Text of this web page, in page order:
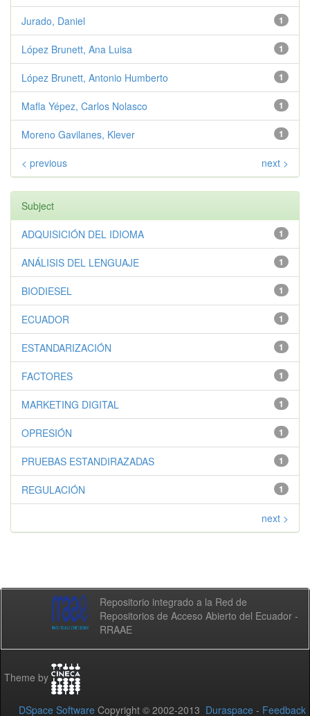
1
Jurado, Daniel
1
López Brunett, Ana Luisa
1
López Brunett, Antonio Humberto
1
Mafla Yépez, Carlos Nolasco
1
Moreno Gavilanes, Klever
< previous next >
Subject
1
ADQUISICIÓN DEL IDIOMA
1
ANÁLISIS DEL LENGUAJE
1
BIODIESEL
1
ECUADOR
1
ESTANDARIZACIÓN
1
FACTORES
1
MARKETING DIGITAL
1
OPRESIÓN
1
PRUEBAS ESTANDIRAZADAS
1
REGULACIÓN
next >
Repositorio integrado a la Red de
Repositorios de Acceso Abierto del Ecuador -
RRAAE
Theme by
DSpace Software Copyright © 2002-2013 Duraspace - Feedback